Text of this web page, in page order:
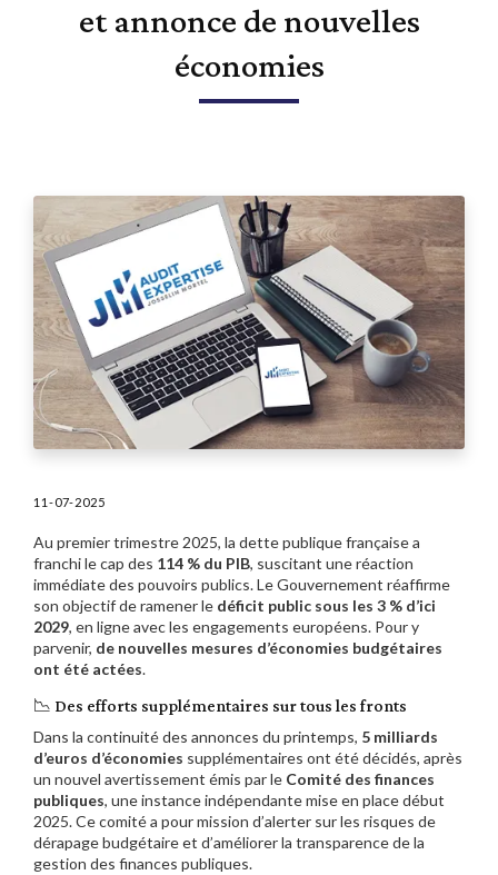
et annonce de nouvelles
économies
11-07-2025
Au premier trimestre 2025, la dette publique française a
franchi le cap des 114 % du PIB, suscitant une réaction
immédiate des pouvoirs publics. Le Gouvernement réaffirme
son objectif de ramener le déficit public sous les 3 % d’ici
2029, en ligne avec les engagements européens. Pour y
parvenir, de nouvelles mesures d’économies budgétaires
ont été actées.
📉 Des efforts supplémentaires sur tous les fronts
Dans la continuité des annonces du printemps, 5 milliards
d’euros d’économies supplémentaires ont été décidés, après
un nouvel avertissement émis par le Comité des finances
publiques, une instance indépendante mise en place début
2025. Ce comité a pour mission d’alerter sur les risques de
dérapage budgétaire et d’améliorer la transparence de la
gestion des finances publiques.